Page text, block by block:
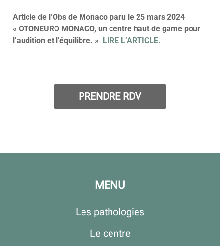
Article de l’Obs de Monaco paru le 25 mars 2024
« OTONEURO MONACO, un centre haut de game pour
l’audition et l’équilibre. »
LIRE L’ARTICLE.
PRENDRE RDV
MENU
Les pathologies
Le centre